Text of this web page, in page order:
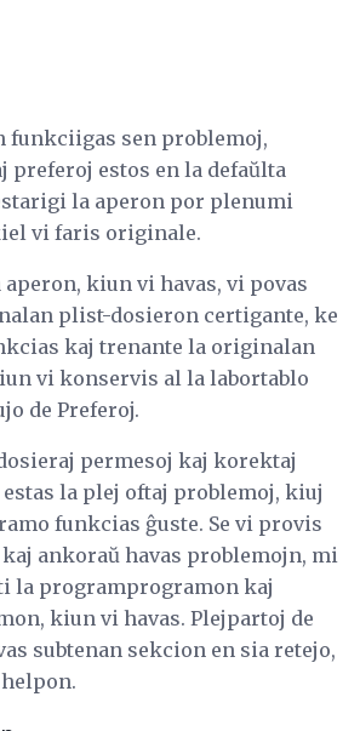
funkciigas sen problemoj,
preferoj estos en la defaŭlta
la aperon por plenumi
vi faris originale.
kiun vi havas, vi povas
plist-dosieron certigante, ke
kaj trenante la originalan
vi konservis al la labortablo
de Preferoj.
permesoj kaj korektaj
la plej oftaj problemoj, kiuj
funkcias ĝuste. Se vi provis
ankoraŭ havas problemojn, mi
la programprogramon kaj
kiun vi havas. Plejpartoj de
subtenan sekcion en sia retejo,